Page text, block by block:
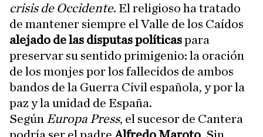
crisis de Occidente. El religioso ha tratado
de mantener siempre el Valle de los Caídos
alejado de las disputas políticaspara
preservar su sentido primigenio: la oración
de los monjes por los fallecidos de ambos
bandos de la Guerra Civil española, y por la
paz y la unidad de España.
Según Europa Press, el sucesor de Cantera